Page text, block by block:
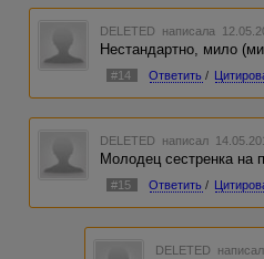
DELETED написала
Нестандартно, мило
#14 Ответить /
DELETED написал
Молодец сестренка
#15 Ответить /
DELETED